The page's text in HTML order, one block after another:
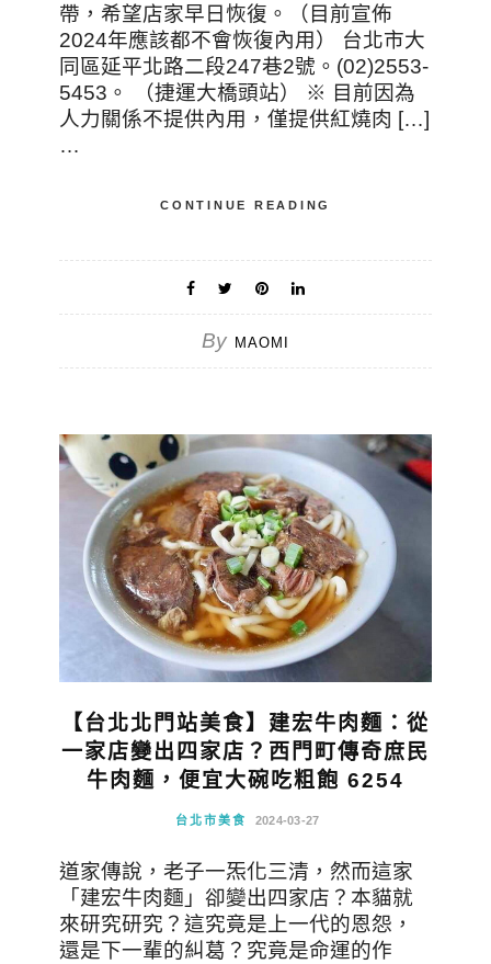
帶，希望店家早日恢復。（目前宣佈
2024年應該都不會恢復內用） 台北市大
同區延平北路二段247巷2號。(02)2553-
5453。 （捷運大橋頭站） ※ 目前因為
人力關係不提供內用，僅提供紅燒肉 […]
…
CONTINUE READING
By MAOMI
【台北北門站美食】建宏牛肉麵：從
一家店變出四家店？西門町傳奇庶民
牛肉麵，便宜大碗吃粗飽 6254
台北市美食 2024-03-27
道家傳說，老子一炁化三清，然而這家
「建宏牛肉麵」卻變出四家店？本貓就
來研究研究？這究竟是上一代的恩怨，
還是下一輩的糾葛？究竟是命運的作